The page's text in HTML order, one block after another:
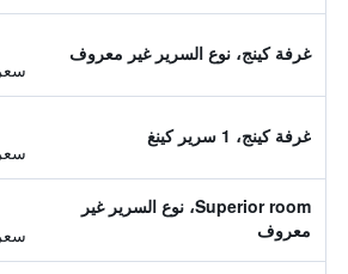
غرفة كينج، نوع السرير غير معروف
غرفة كينج، 1 سرير كينغ
Superior room، نوع السرير غير
معروف